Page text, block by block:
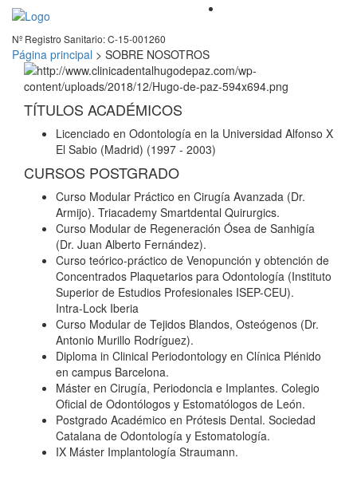
Skip
content
Página principal > SOBRE NOSOTROS
TÍTULOS ACADÉMICOS
Licenciado en Odontología en la Universidad Alfonso X
El Sabio (Madrid) (1997 - 2003)
CURSOS POSTGRADO
Curso Modular Práctico en Cirugía Avanzada (Dr.
Armijo). Triacademy Smartdental Quirurgics.
Curso Modular de Regeneración Ósea de Sanhigía
(Dr. Juan Alberto Fernández).
Curso teórico-práctico de Venopunción y obtención de
Concentrados Plaquetarios para Odontología (Instituto
Superior de Estudios Profesionales ISEP-CEU).
Intra-Lock Iberia
Curso Modular de Tejidos Blandos, Osteógenos (Dr.
Antonio Murillo Rodríguez).
Diploma in Clinical Periodontology en Clínica Plénido
en campus Barcelona.
Máster en Cirugía, Periodoncia e Implantes. Colegio
Oficial de Odontólogos y Estomatólogos de León.
Postgrado Académico en Prótesis Dental. Sociedad
Catalana de Odontología y Estomatología.
IX Máster Implantología Straumann.